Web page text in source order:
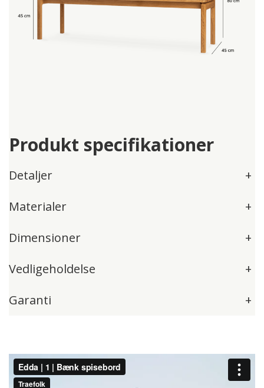
Produkt specifikationer
Detaljer
+
Materialer
+
Dimensioner
+
Vedligeholdelse
+
Garanti
+